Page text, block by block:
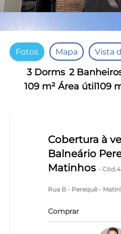
Fotos Mapa Vista
3 Dorms 2
109 m² Área útil 109
Cobertura à
Balneário
Matinhos -
Rua B - Perequê -
Comprar